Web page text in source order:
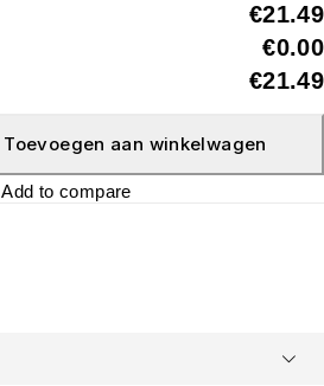
€21.49
€0.00
€21.49
Toevoegen aan winkelwagen
Add to compare